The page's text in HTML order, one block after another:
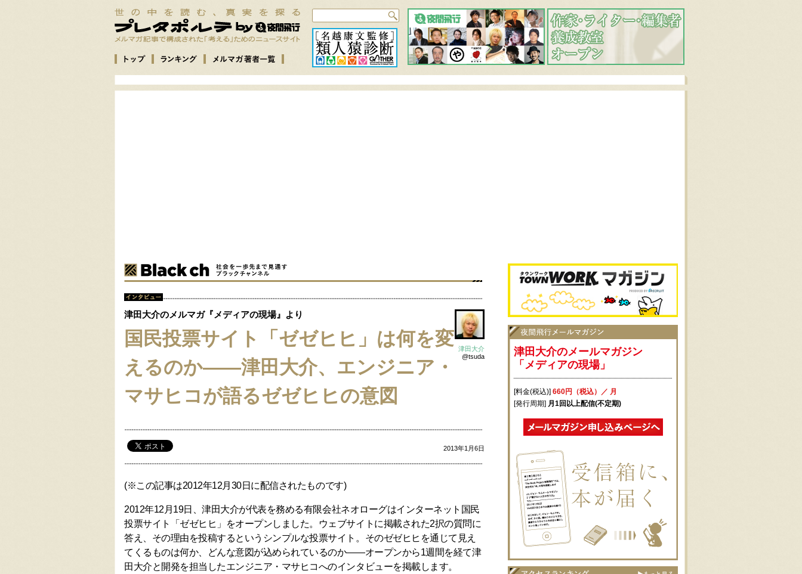
津田大介
@tsuda
津田大介のメルマガ『メディアの現場』より
国民投票サイト「ゼゼヒヒ」は何を変
えるのか――津田大介、エンジニア・
マサヒコが語るゼゼヒヒの意図
2013年1月6日
(※この記事は2012年12月30日に配信されたものです)
2012年12月19日、津田大介が代表を務める有限会社ネオローグはインターネット国民
投票サイト「ゼゼヒヒ」をオープンしました。ウェブサイトに掲載された2択の質問に
答え、その理由を投稿するというシンプルな投票サイト。そのゼゼヒヒを通じて見え
てくるものは何か、どんな意図が込められているのか――オープンから1週間を経て津
田大介と開発を担当したエンジニア・マサヒコへのインタビューを掲載します。
津田大介のメールマガジン
「メディアの現場」
[料金(税込)] 660円（税込）／ 月
[発行周期] 月1回以上配信(不定期)